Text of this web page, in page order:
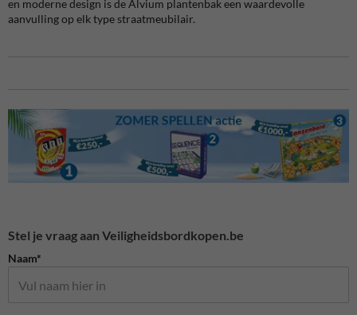
en moderne design is de Alvium plantenbak een waardevolle
aanvulling op elk type straatmeubilair.
Stel je vraag aan Veiligheidsbordkopen.be
Naam*